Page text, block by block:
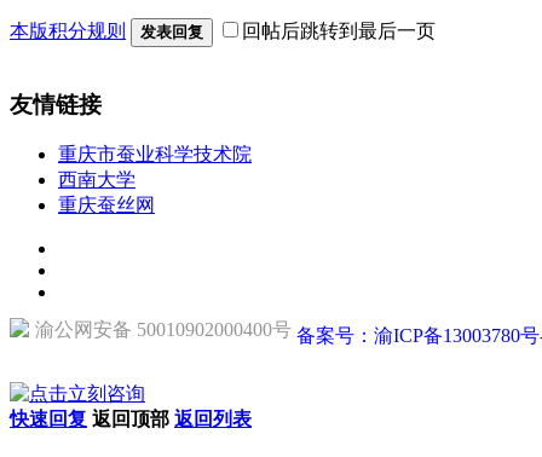
本版积分规则 发表回复 回帖后跳转到最后一页
友情链接
重庆市蚕业科学技术院
西南大学
重庆蚕丝网
渝公网安备 50010902000400号 备案号：渝ICP备13003780
快速回复 返回顶部 返回列表